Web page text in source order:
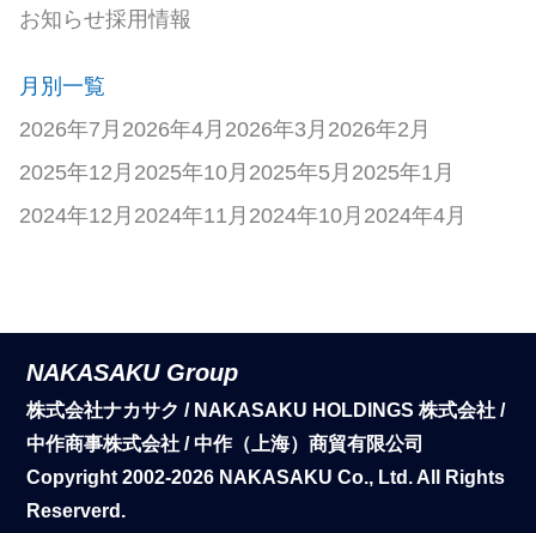
お知らせ採用情報
月別一覧
2026年7月 2026年4月 2026年3月 2026年2月
2025年12月 2025年10月 2025年5月 2025年1月
2024年12月 2024年11月 2024年10月 2024年4月
Copyright 2002-2026 NAKASAKU Co., Ltd. All Rights
Reserverd.
NAKASAKU Group
株式会社ナカサク / NAKASAKU HOLDINGS 株式会社 /
中作商事株式会社 / 中作（上海）商貿有限公司